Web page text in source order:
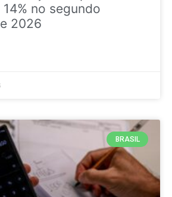
no segundo
2026
BRASIL